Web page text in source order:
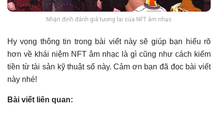
Nhận định đánh giá tương lai của NFT âm nhạc
Hy vọng thông tin trong bài viết này sẽ giúp bạn hiểu rõ
hơn về khái niệm NFT âm nhạc là gì cũng như cách kiếm
tiền từ tài sản kỹ thuật số này. Cảm ơn bạn đã đọc bài viết
này nhé!
Bài viết liên quan: